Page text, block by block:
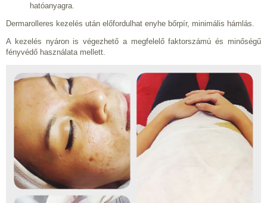
hatóanyagra.
Dermarolleres kezelés után előfordulhat enyhe bőrpír, minimális hámlás.
A kezelés nyáron is végezhető a megfelelő faktorszámú és minőségű
fényvédő használata mellett.